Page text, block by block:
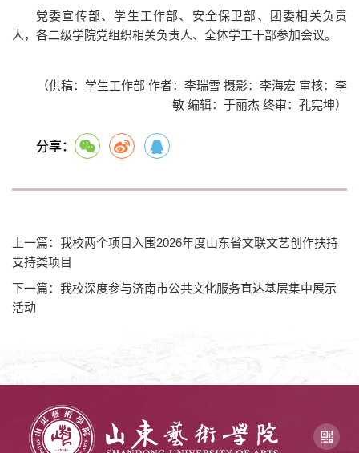
党委宣传部、学生工作部、安全保卫部、团委相关负责
人，各二级学院党组织相关负责人、全体学工干部参加会议。
（供稿：学生工作部 作者：李瑞雪 摄影：李海宏 审核：李
敏 编辑：于丽杰 终审：孔宪坤）
分享：
上一篇：我校两个项目入围2026年度山东省文联文艺创作扶持
支持类项目
下一篇：我校深度参与济南市公共文化服务直达基层集中展示
活动